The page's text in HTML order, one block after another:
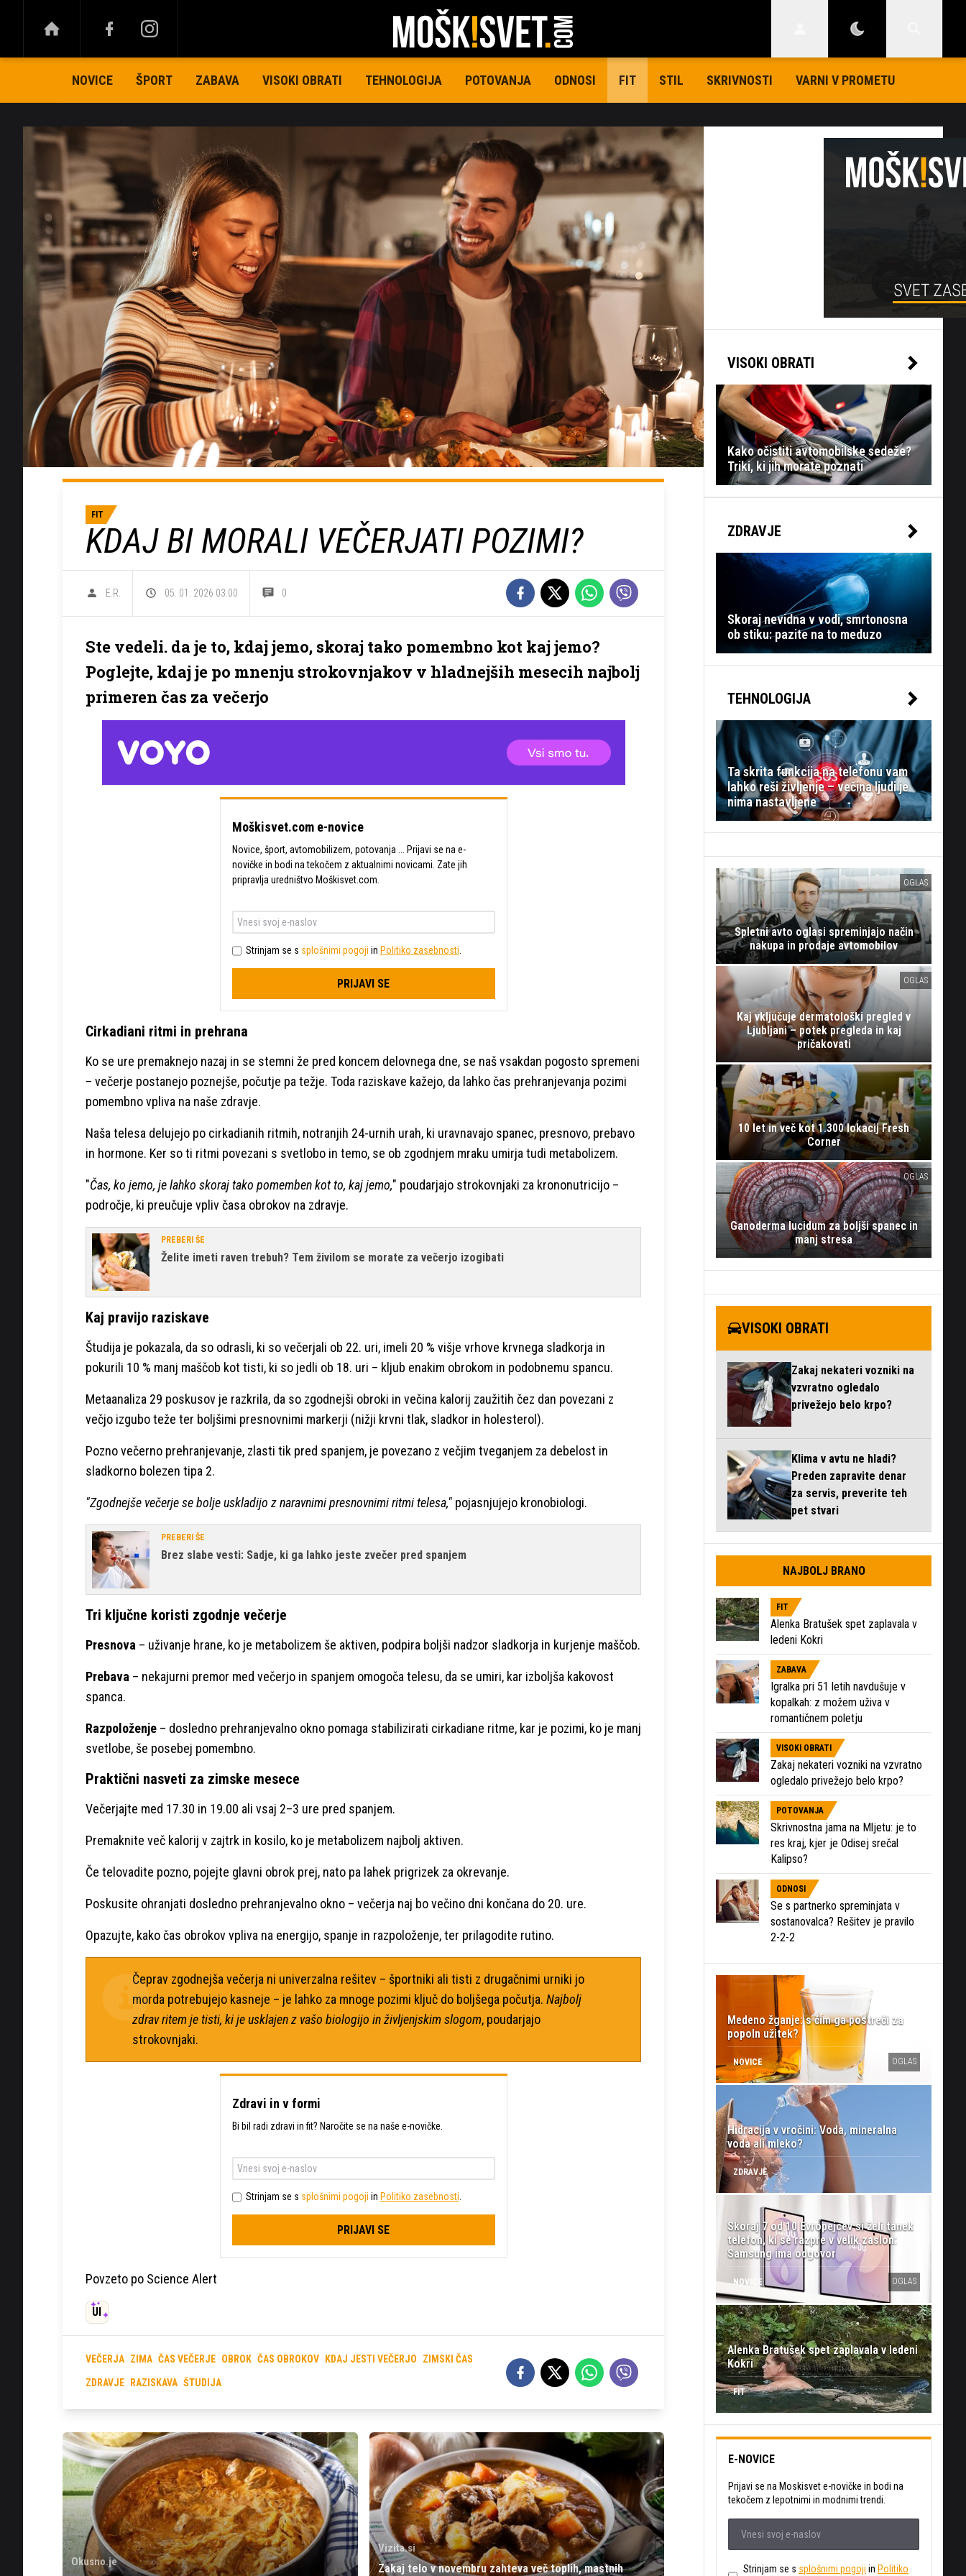
NOVICE ŠPORT ZABAVA VISOKI OBRATI TEHNOLOGIJA POTOVANJA ODNOSI FIT STIL SKRIVNOSTI VARNI V PROMETU
FIT
KDAJ BI MORALI VEČERJATI POZIMI?
E.R. 05. 01. 2026 03.00 0
Ste vedeli. da je to, kdaj jemo, skoraj tako pomembno kot kaj jemo?
Poglejte, kdaj je po mnenju strokovnjakov v hladnejših mesecih najbolj
primeren čas za večerjo
Moškisvet.com e-novice
Novice, šport, avtomobilizem, potovanja ... Prijavi se na e-
novičke in bodi na tekočem z aktualnimi novicami. Zate jih
pripravlja uredništvo Moškisvet.com.
Strinjam se s splošnimi pogoji in Politiko zasebnosti
PRIJAVI SE
Cirkadiani ritmi in prehrana
Ko se ure premaknejo nazaj in se stemni že pred koncem delovnega dne, se naš vsakdan pogosto spremeni
– večerje postanejo poznejše, počutje pa težje. Toda raziskave kažejo, da lahko čas prehranjevanja pozimi
pomembno vpliva na naše zdravje.
Naša telesa delujejo po cirkadianih ritmih, notranjih 24-urnih urah, ki uravnavajo spanec, presnovo, prebavo
in hormone. Ker so ti ritmi povezani s svetlobo in temo, se ob zgodnjem mraku umirja tudi metabolizem.
"Čas, ko jemo, je lahko skoraj tako pomemben kot to, kaj jemo," poudarjajo strokovnjaki za krononutricijo –
področje, ki preučuje vpliv časa obrokov na zdravje.
PREBERI ŠE
Želite imeti raven trebuh? Tem živilom se morate za večerjo izogibati
Kaj pravijo raziskave
Študija je pokazala, da so odrasli, ki so večerjali ob 22. uri, imeli 20 % višje vrhove krvnega sladkorja in
pokurili 10 % manj maščob kot tisti, ki so jedli ob 18. uri – kljub enakim obrokom in podobnemu spancu.
Metaanaliza 29 poskusov je razkrila, da so zgodnejši obroki in večina kalorij zaužitih čez dan povezani z
večjo izgubo teže ter boljšimi presnovnimi markerji (nižji krvni tlak, sladkor in holesterol).
Pozno večerno prehranjevanje, zlasti tik pred spanjem, je povezano z večjim tveganjem za debelost in
sladkorno bolezen tipa 2.
"Zgodnejše večerje se bolje uskladijo z naravnimi presnovnimi ritmi telesa," pojasnjujejo kronobiologi.
PREBERI ŠE
Brez slabe vesti: Sadje, ki ga lahko jeste zvečer pred spanjem
Tri ključne koristi zgodnje večerje
Presnova – uživanje hrane, ko je metabolizem še aktiven, podpira boljši nadzor sladkorja in kurjenje maščob.
Prebava – nekajurni premor med večerjo in spanjem omogoča telesu, da se umiri, kar izboljša kakovost
spanca.
Razpoloženje – dosledno prehranjevalno okno pomaga stabilizirati cirkadiane ritme, kar je pozimi, ko je manj
svetlobe, še posebej pomembno.
Praktični nasveti za zimske mesece
Večerjajte med 17.30 in 19.00 ali vsaj 2–3 ure pred spanjem.
Premaknite več kalorij v zajtrk in kosilo, ko je metabolizem najbolj aktiven.
Če telovadite pozno, pojejte glavni obrok prej, nato pa lahek prigrizek za okrevanje.
Poskusite ohranjati dosledno prehranjevalno okno – večerja naj bo večino dni končana do 20. ure.
Opazujte, kako čas obrokov vpliva na energijo, spanje in razpoloženje, ter prilagodite rutino.
Čeprav zgodnejša večerja ni univerzalna rešitev – športniki ali tisti z drugačnimi urniki jo
morda potrebujejo kasneje – je lahko za mnoge pozimi ključ do boljšega počutja. Najbolj
zdrav ritem je tisti, ki je usklajen z vašo biologijo in življenjskim slogom, poudarjajo
strokovnjaki.
Zdravi in v formi
Bi bil radi zdravi in fit? Naročite se na naše e-novičke.
Strinjam se s splošnimi pogoji in Politiko zasebnosti
PRIJAVI SE
Povzeto po Science Alert
UI
VEČERJA ZIMA ČAS VEČERJE OBROK ČAS OBROKOV KDAJ JESTI VEČERJO ZIMSKI ČAS
ZDRAVJE RAZISKAVA ŠTUDIJA
Okusno.je
Vizita.si
Zakaj telo v novembru zahteva več toplih, mastnih
VISOKI OBRATI
Kako očistiti avtomobilske sedeže?
Triki, ki jih morate poznati
ZDRAVJE
Skoraj nevidna v vodi, smrtonosna
ob stiku: pazite na to meduzo
TEHNOLOGIJA
Ta skrita funkcija na telefonu vam
lahko reši življenje – večina ljudi je
nima nastavljene
OGLAS
Spletni avto oglasi spreminjajo način
nakupa in prodaje avtomobilov
OGLAS
Kaj vključuje dermatološki pregled v
Ljubljani – potek pregleda in kaj
pričakovati
10 let in več kot 1.300 lokacij Fresh
Corner
OGLAS
Ganoderma lucidum za boljši spanec in
manj stresa
VISOKI OBRATI
Zakaj nekateri vozniki na
vzvratno ogledalo
privežejo belo krpo?
Klima v avtu ne hladi?
Preden zapravite denar
za servis, preverite teh
pet stvari
NAJBOLJ BRANO
FIT
Alenka Bratušek spet zaplavala v
ledeni Kokri
ZABAVA
Igralka pri 51 letih navdušuje v
kopalkah: z možem uživa v
romantičnem poletju
VISOKI OBRATI
Zakaj nekateri vozniki na vzvratno
ogledalo privežejo belo krpo?
POTOVANJA
Skrivnostna jama na Mljetu: je to
res kraj, kjer je Odisej srečal
Kalipso?
ODNOSI
Se s partnerko spreminjata v
sostanovalca? Rešitev je pravilo
2-2-2
Medeno žganje: s čim ga postreči za
popoln užitek?
NOVICE OGLAS
Hidracija v vročini: Voda, mineralna
voda ali mleko?
ZDRAVJE
Skoraj 7 od 10 Evropejcev si želi tanek
telefon, ki se razpre v velik zaslon:
Samsung ima odgovor
NOVICE OGLAS
Alenka Bratušek spet zaplavala v ledeni
Kokri
FIT
E-NOVICE
Prijavi se na Moskisvet e-novičke in bodi na
tekočem z lepotnimi in modnimi trendi.
Strinjam se s splošnimi pogoji in Politiko